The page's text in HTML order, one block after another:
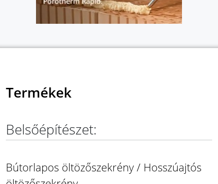
Termékek
Belsőépítészet:
Bútorlapos öltözőszekrény / Hosszúajtós